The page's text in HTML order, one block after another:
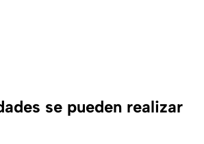
se pueden realizar